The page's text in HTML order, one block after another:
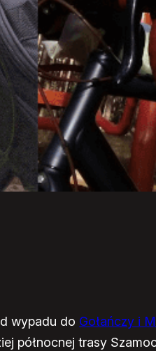
wypadu do Gołańczy i
północnej trasy